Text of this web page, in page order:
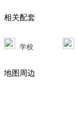
相关配套
学校
地图周边